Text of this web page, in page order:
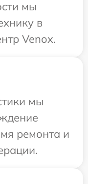
мы
в
Venox.
мы
ремонта и